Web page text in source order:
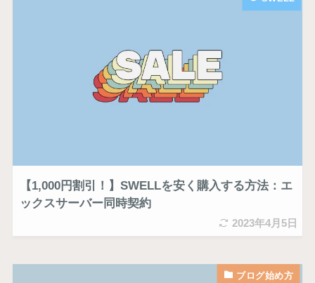
【1,000円割引！】SWELLを安く購入する方法：エ
ックスサーバー同時契約
2023年4月5日
ブログ始め方